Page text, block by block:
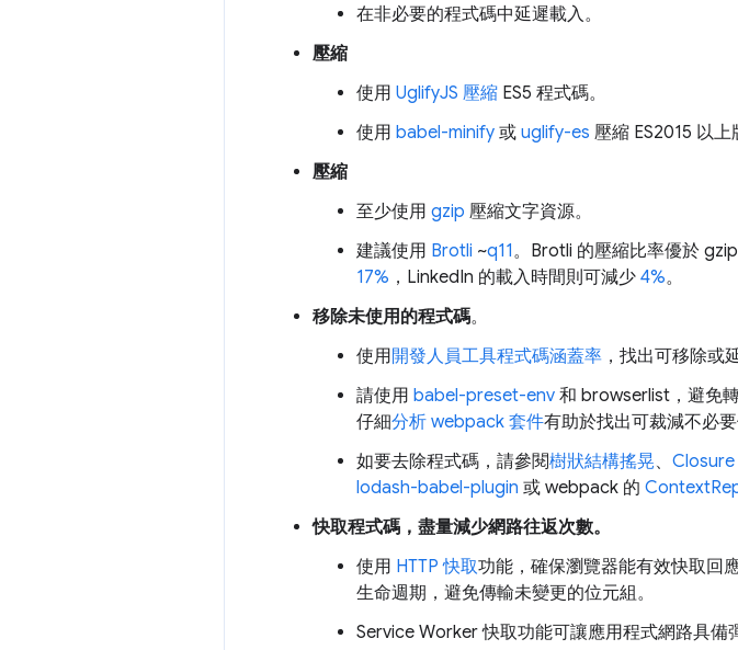
在非必要的程式碼中延遲載入。
壓縮
使用 UglifyJS 壓縮 ES5 程式碼。
使用 babel-minify 或 uglify-es 壓縮 ES2015 以上
壓縮
至少使用 gzip 壓縮文字資源。
建議使用 Brotli ~q11。Brotli 的壓縮比率優於
17% ，LinkedIn 的載入時間則可減少 4%。
移除未使用的程式碼。
使用開發人員工具程式碼涵蓋率 ，找出可移除或
請使用 babel-preset-env 和 browserlist，避免
仔細分析 webpack 套件有助於找出可裁減不必要
如要去除程式碼，請參閱樹狀結構搖晃、 Closure
lodash-babel-plugin 或 webpack 的
快取程式碼，盡量減少網路往返次數。
使用 HTTP 快取功能，確保瀏覽器能有效快取回
生命週期，避免傳輸未變更的位元組。
Service Worker 快取功能可讓應用程式網路具備